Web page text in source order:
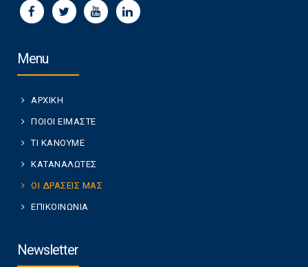
Menu
ΑΡΧΙΚΗ
ΠΟΙΟΙ ΕΙΜΑΣΤΕ
ΤΙ ΚΑΝΟΥΜΕ
ΚΑΤΑΝΑΛΩΤΕΣ
ΟΙ ΔΡΑΣΕΙΣ ΜΑΣ
ΕΠΙΚΟΙΝΩΝΙΑ
Newsletter